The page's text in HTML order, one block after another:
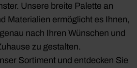
Unsere breite Palette an
Materialien ermöglicht es Ihnen,
nach Ihren Wünschen und
zu gestalten.
Sortiment und entdecken Sie